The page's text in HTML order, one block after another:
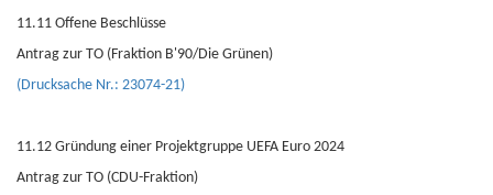
11.11 Offene Beschlüsse
Antrag zur TO (Fraktion B'90/Die Grünen)
(Drucksache Nr.: 23074-21)
11.12 Gründung einer Projektgruppe UEFA Euro 2024
Antrag zur TO (CDU-Fraktion)